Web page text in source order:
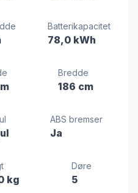
Batterikapacitet
78,0 kWh
Bredde
186 cm
ABS bremser
Ja
kg
Døre
5